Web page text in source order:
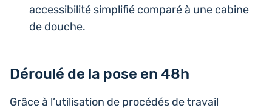
acces­si­bi­li­té sim­pli­fié comparé à une cabine
de douche.
Déroulé de la pose en 48h
Grâce à l’u­ti­li­sa­tion de pro­cé­dés de travail